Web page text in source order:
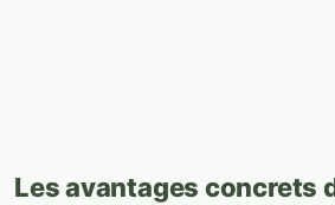
Les avantages concrets